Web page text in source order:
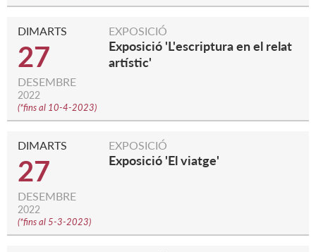
DIMARTS
27
DESEMBRE
2022
(*fins al 10-4-2023)
EXPOSICIÓ
Exposició 'L'escriptura en el relat
artístic'
DIMARTS
27
DESEMBRE
2022
(*fins al 5-3-2023)
EXPOSICIÓ
Exposició 'El viatge'